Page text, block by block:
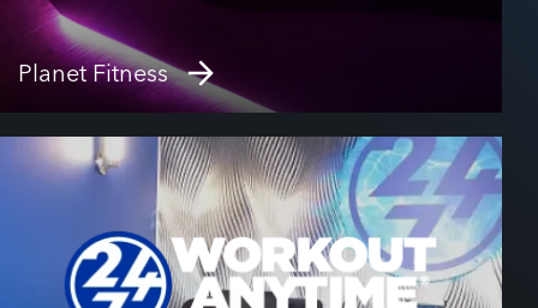
Planet Fitness